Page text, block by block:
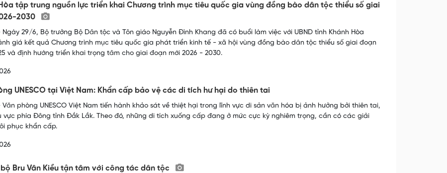
tập trung nguồn lực triển khai Chương trình mục tiêu quốc gia vùng đồng bào dân tộc thiểu số giai
2030
Ngày 29/6, Bộ trưởng Bộ Dân tộc và Tôn giáo Nguyễn Đình Khang đã có buổi làm việc với UBND tỉnh Khánh Hòa
giá kết quả Chương trình mục tiêu quốc gia phát triển kinh tế - xã hội vùng đồng bào dân tộc thiểu số giai đoạn
và định hướng triển khai trọng tâm cho giai đoạn mới 2026 - 2030.
UNESCO tại Việt Nam: Khẩn cấp bảo vệ các di tích hư hại do thiên tai
Văn phòng UNESCO Việt Nam tiến hành khảo sát về thiệt hại trong lĩnh vực di sản văn hóa bị ảnh hưởng bởi thiên tai,
vực phía Đông tỉnh Đắk Lắk. Theo đó, những di tích xuống cấp đang ở mức cực kỳ nghiêm trọng, cần có các giải
phục khẩn cấp.
bộ Bru Vân Kiều tận tâm với công tác dân tộc